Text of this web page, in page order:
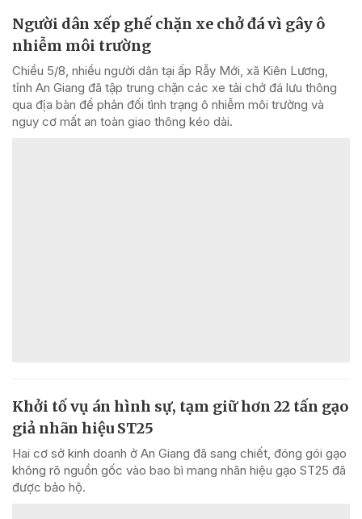
Người dân xếp ghế chặn xe chở đá vì gây ô
nhiễm môi trường
Chiều 5/8, nhiều người dân tại ấp Rẫy Mới, xã Kiên Lương,
tỉnh An Giang đã tập trung chặn các xe tải chở đá lưu thông
qua địa bàn để phản đối tình trạng ô nhiễm môi trường và
nguy cơ mất an toàn giao thông kéo dài.
Khởi tố vụ án hình sự, tạm giữ hơn 22 tấn gạo
giả nhãn hiệu ST25
Hai cơ sở kinh doanh ở An Giang đã sang chiết, đóng gói gạo
không rõ nguồn gốc vào bao bì mang nhãn hiệu gạo ST25 đã
được bảo hộ.